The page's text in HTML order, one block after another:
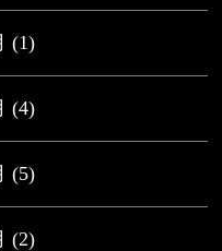
(1)
(4)
(5)
(2)